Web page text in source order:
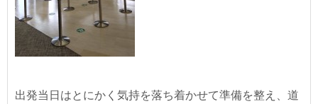
出発当日はとにかく気持を落ち着かせて準備を整え、道